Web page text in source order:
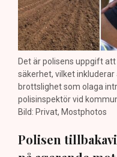
Det är polisens uppgift
säkerhet, vilket
brottslighet som olaga
polisinspektör vid
Bild: Privat, Mostphotos
Polisen